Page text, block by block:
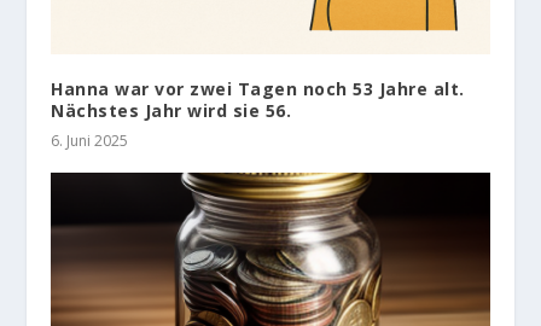
Hanna war vor zwei Tagen noch 53 Jahre alt.
Nächstes Jahr wird sie 56.
6. Juni 2025